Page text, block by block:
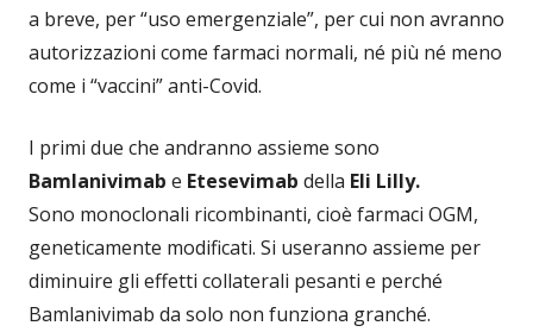
a breve, per “uso emergenziale”, per cui non avranno
autorizzazioni come farmaci normali, né più né meno
come i “vaccini” anti-Covid.
I primi due che andranno assieme sono
Bamlanivimab e Etesevimab della Eli Lilly.
Sono monoclonali ricombinanti, cioè farmaci OGM,
geneticamente modificati. Si useranno assieme per
diminuire gli effetti collaterali pesanti e perché
Bamlanivimab da solo non funziona granché.